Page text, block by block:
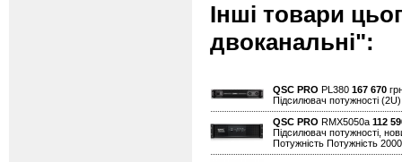
Інші товари
двоканальні":
QSC PRO PL380 167 670
Підсилювач потужності
QSC PRO RMX5050a 112
Підсилювач потужності,
Потужність Потужність